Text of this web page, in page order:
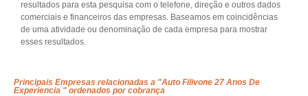
resultados para esta pesquisa com o telefone, direção e outros dados
comerciais e financeiros das empresas. Baseamos em coincidências
de uma atividade ou denominação de cada empresa para mostrar
esses resultados.
Principais Empresas relacionadas a "Auto Filivone 27 Anos De
Experiencia " ordenados por cobrança